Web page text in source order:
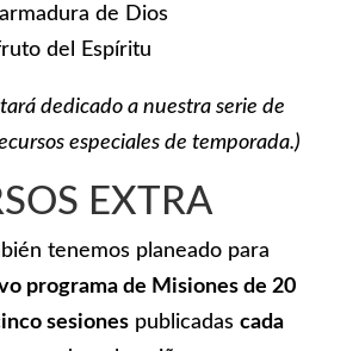
de Dios
del Espíritu
dedicado a nuestra serie de
especiales de temporada.)
EXTRA
tenemos planeado para
programa de Misiones de 20
sesionespublicadas cada